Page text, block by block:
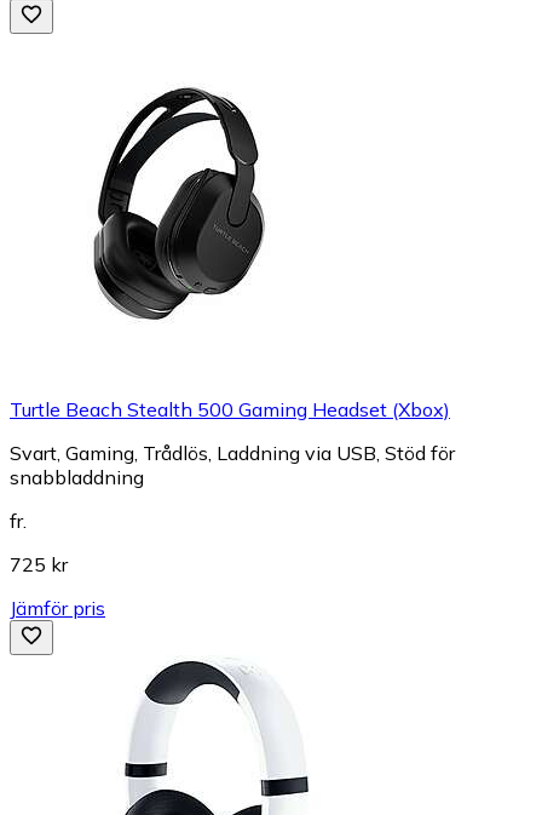
Turtle Beach Stealth 500 Gaming Headset (Xbox)
Svart, Gaming, Trådlös, Laddning via USB, Stöd för
snabbladdning
fr.
725 kr
Jämför pris